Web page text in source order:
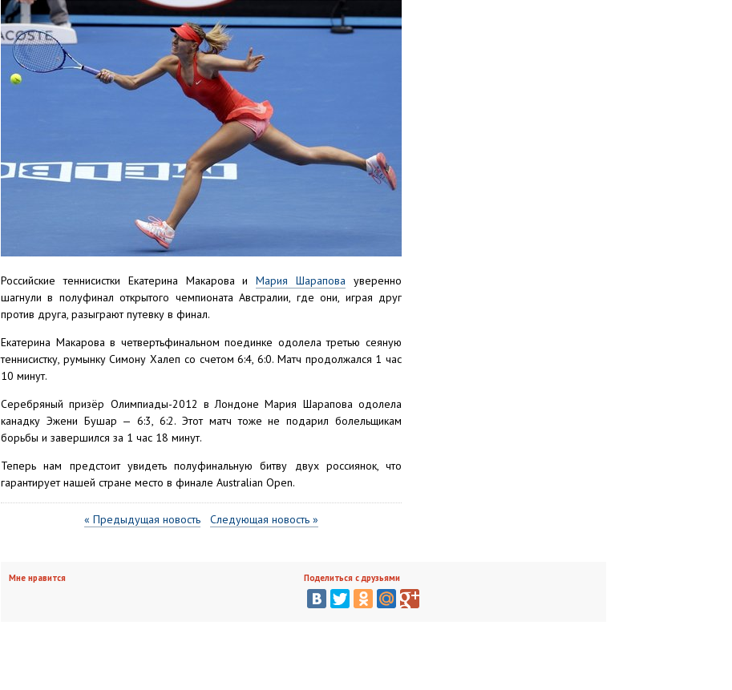
Российские теннисистки Екатерина Макарова иМария Шарапова уверенно
шагнули в полуфинал открытого чемпионата Австралии, где они, играя друг
против друга, разыграют путевку в финал.
Екатерина Макарова в четвертьфинальном поединке одолела третью сеяную
теннисистку, румынку Симону Халеп со счетом 6:4, 6:0. Матч продолжался 1 час
10 минут.
Серебряный призёр Олимпиады-2012 в Лондоне Мария Шарапова одолела
канадку Эжени Бушар — 6:3, 6:2. Этот матч тоже не подарил болельщикам
борьбы и завершился за 1 час 18 минут.
Теперь нам предстоит увидеть полуфинальную битву двух россиянок, что
гарантирует нашей стране место в финале Australian Open.
« Предыдущая новость Следующая новость »
Мне нравится Поделиться с друзьями